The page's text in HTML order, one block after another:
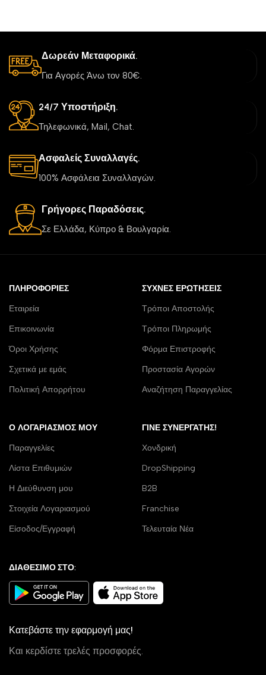
Δωρεάν Μεταφορικά.
Για Αγορές Άνω τον 80€.
24/7 Υποστήριξη.
Τηλεφωνικά, Mail, Chat.
Ασφαλείς Συναλλαγές.
100% Ασφάλεια Συναλλαγών.
Γρήγορες Παραδόσεις.
Σε Ελλάδα, Κύπρο & Βουλγαρία.
ΠΛΗΡΟΦΟΡΊΕΣ
Εταιρεία
Επικοινωνία
Όροι Χρήσης
Σχετικά με εμάς
Πολιτική Απορρήτου
ΣΥΧΝΈΣ ΕΡΩΤΉΣΕΙΣ
Τρόποι Αποστολής
Τρόποι Πληρωμής
Φόρμα Επιστροφής
Προστασία Αγορών
Αναζήτηση Παραγγελίας
Ο ΛΟΓΑΡΙΑΣΜΌΣ ΜΟΥ
Παραγγελίες
Λίστα Επιθυμιών
Η Διεύθυνση μου
Στοιχεία Λογαριασμού
Είσοδος/Εγγραφή
ΓΊΝΕ ΣΥΝΕΡΓΆΤΗΣ!
Χονδρική
DropShipping
B2B
Franchise
Τελευταία Νέα
ΔΙΑΘΕΣΙΜΟ ΣΤΟ:
Κατεβάστε την εφαρμογή μας!
Και κερδίστε τρελές προσφορές.